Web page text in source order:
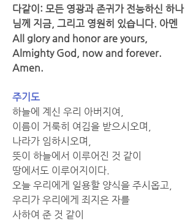
다같이: 모든 영광과 존귀가 전능하신 하나
님께 지금, 그리고 영원히 있습니다. 아멘
All glory and honor are yours,
Almighty God, now and forever.
Amen.
주기도
하늘에 계신 우리 아버지여,
이름이 거룩히 여김을 받으시오며,
나라가 임하시오며,
뜻이 하늘에서 이루어진 것 같이
땅에서도 이루어지이다.
오늘 우리에게 일용할 양식을 주시옵고,
우리가 우리에게 죄지은 자를
사하여 준 것 같이